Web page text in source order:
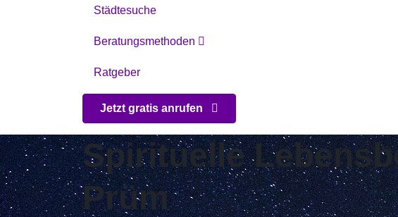
Städtesuche
Beratungsmethoden
Ratgeber
Jetzt gratis anrufen
Spirituelle
Prüm